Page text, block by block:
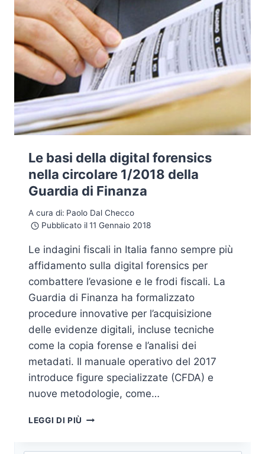
Le basi della digital forensics
nella circolare 1/2018 della
Guardia di Finanza
A cura di: Paolo Dal Checco
Pubblicato il 11 Gennaio 2018
Le indagini fiscali in Italia fanno sempre più
affidamento sulla digital forensics per
combattere l’evasione e le frodi fiscali. La
Guardia di Finanza ha formalizzato
procedure innovative per l’acquisizione
delle evidenze digitali, incluse tecniche
come la copia forense e l’analisi dei
metadati. Il manuale operativo del 2017
introduce figure specializzate (CFDA) e
nuove metodologie, come…
LEGGI DI PIÙ LE